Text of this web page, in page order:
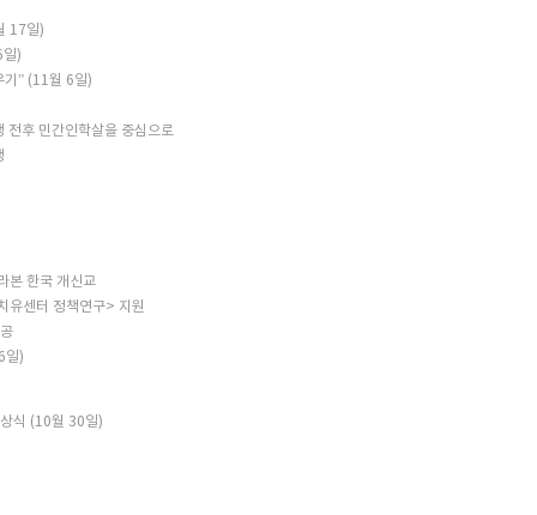
17일)
)
” (11월 6일)
후 민간인학살을 중심으로
한국 개신교
유센터 정책연구> 지원
일)
식 (10월 30일)